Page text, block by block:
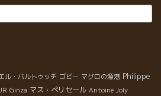
ル・バルトゥッチ ゴビー マグロの漁港 Philippe
Ginza マス・ぺリセール Antoine Joly